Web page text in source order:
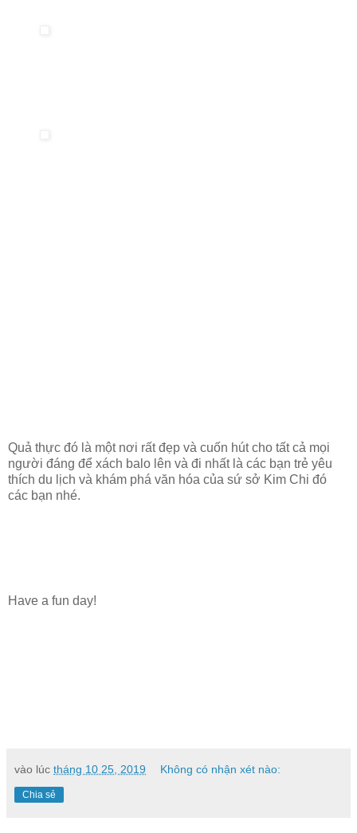
Quả thực đó là một nơi rất đẹp và cuốn hút cho tất cả mọi
người đáng để xách balo lên và đi nhất là các bạn trẻ yêu
thích du lịch và khám phá văn hóa của sứ sở Kim Chi đó
các bạn nhé.
Have a fun day!
vào lúc tháng 10 25, 2019 Không có nhận xét nào:
Chia sẻ